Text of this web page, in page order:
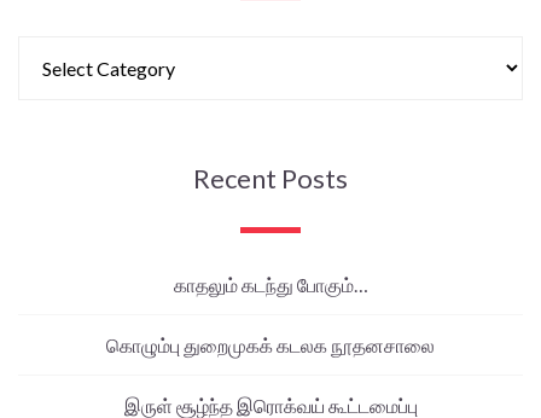
Recent Posts
காதலும் கடந்து போகும்…
கொழும்பு துறைமுகக் கடலக நூதனசாலை
இருள் சூழ்ந்த இரொக்வய் கூட்டமைப்பு